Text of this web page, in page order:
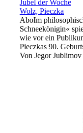
Jubel der Woche
Wolz, Pieczka
AboIm
Schneekönigin«
wie vor ein
Pieczkas 90.
Von Jegor Jublimov